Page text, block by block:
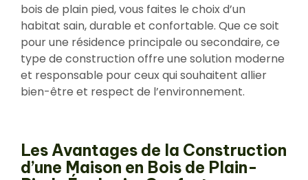
bois de plain pied, vous faites le choix d’un
habitat sain, durable et confortable. Que ce soit
pour une résidence principale ou secondaire, ce
type de construction offre une solution moderne
et responsable pour ceux qui souhaitent allier
bien-être et respect de l’environnement.
Les Avantages de la Construction
d’une Maison en Bois de Plain-